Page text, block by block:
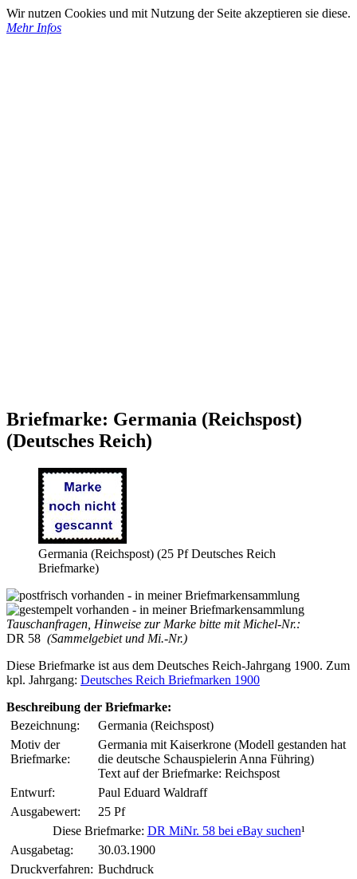
Wir nutzen Cookies und mit Nutzung der Seite akzeptieren sie diese.
Mehr Infos
Briefmarke: Germania (Reichspost)
(Deutsches Reich)
Germania (Reichspost) (25 Pf Deutsches Reich
Briefmarke)
Tauschanfragen, Hinweise zur Marke bitte mit Michel-Nr.:
DR 58 (Sammelgebiet und Mi.-Nr.)
Diese Briefmarke ist aus dem Deutsches Reich-Jahrgang 1900. Zum
kpl. Jahrgang: Deutsches Reich Briefmarken 1900
Beschreibung der Briefmarke:
Bezeichnung:
Germania (Reichspost)
Motiv der
Briefmarke:
Germania mit Kaiserkrone (Modell gestanden hat
die deutsche Schauspielerin Anna Führing)
Text auf der Briefmarke: Reichspost
Entwurf:
Paul Eduard Waldraff
Ausgabewert:
25 Pf
Diese Briefmarke: DR MiNr. 58 bei eBay suchen¹
Ausgabetag:
30.03.1900
Druckverfahren: Buchdruck